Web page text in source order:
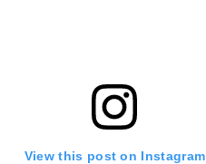
View this post on Instagram